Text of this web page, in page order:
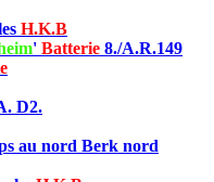
H.K.B
' Batterie 8./A.R.149
D2.
au nord Berk nord